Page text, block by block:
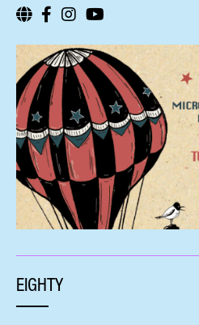
EIGHTY